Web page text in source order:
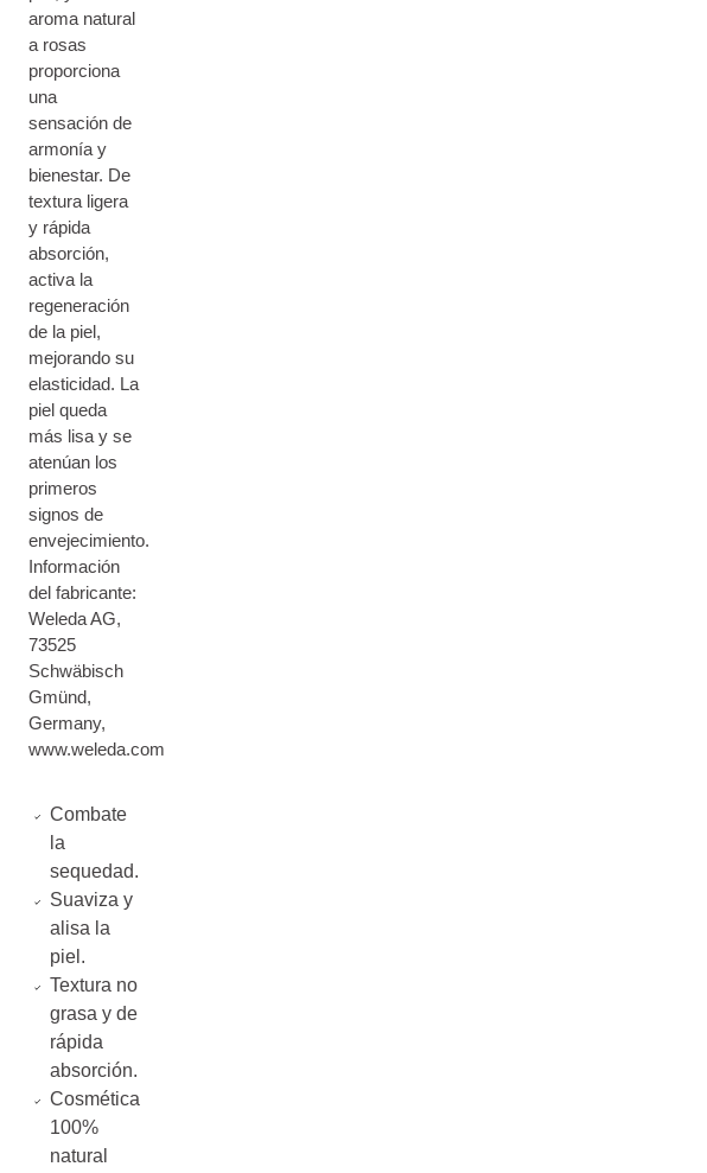
aroma natural
a rosas
proporciona
una
sensación de
armonía y
bienestar. De
textura ligera
y rápida
absorción,
activa la
regeneración
de la piel,
mejorando su
elasticidad. La
piel queda
más lisa y se
atenúan los
primeros
signos de
envejecimiento.
Información
del fabricante:
Weleda AG,
73525
Schwäbisch
Gmünd,
Germany,
www.weleda.com
Combate
la
sequedad.
Suaviza y
alisa la
piel.
Textura no
grasa y de
rápida
absorción.
Cosmética
100%
natural